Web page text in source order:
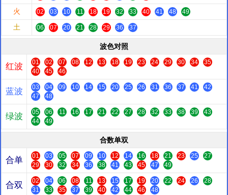
火 02 03 10 11 18 19 32 33 40 41 48 49
土 06 07 20 21 28 29 36 37
波色对照
红波 01 02 07 08 12 13 18 19 23 24 29 30 34
35
40
45 46
蓝波 03 04 09 10 14 15 20 25 26 31 36 37 41
42
47
48
绿波 05 06 11 16 17 21 22 27 28 32 33 38 39
43
44
49
合数单双
合单 01 03 05 07 09 10 12 14 16 18 21 23 25
27
29
30 32 34 36 38 41 43 45 47 49
合双 02 04 06 08 11 13 15 17 19 20 22 24 26
28
31
33 35 37 39 40 42 44 46 48